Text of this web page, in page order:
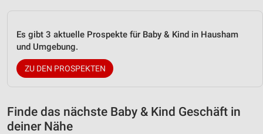
Es gibt 3 aktuelle Prospekte für Baby & Kind in Hausham
und Umgebung.
ZU DEN PROSPEKTEN
Finde das nächste Baby & Kind Geschäft in
deiner Nähe